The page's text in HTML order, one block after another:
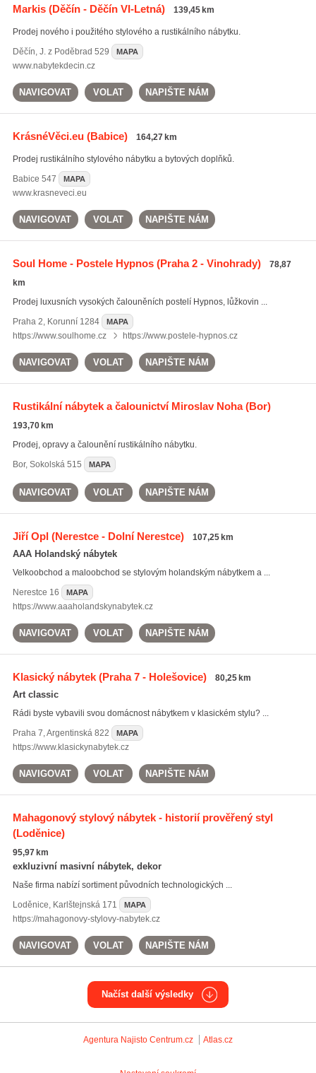
Markis(Děčín - Děčín VI-Letná) 139,45 km
Prodej nového i použitého stylového a rustikálního nábytku.
Děčín, J. z Poděbrad 529 MAPA
www.nabytekdecin.cz
NAVIGOVAT VOLAT NAPIŠTE NÁM
KrásnéVěci.eu(Babice) 164,27 km
Prodej rustikálního stylového nábytku a bytových doplňků.
Babice 547 MAPA
www.krasneveci.eu
NAVIGOVAT VOLAT NAPIŠTE NÁM
Soul Home - Postele Hypnos(Praha 2 - Vinohrady)
78,87
km
Prodej luxusních vysokých čalouněních postelí Hypnos, lůžkovin ...
Praha 2, Korunní 1284 MAPA
https://www.soulhome.cz https://www.postele-hypnos.cz
NAVIGOVAT VOLAT NAPIŠTE NÁM
Rustikální nábytek a čalounictví Miroslav Noha(Bor)
193,70 km
Prodej, opravy a čalounění rustikálního nábytku.
Bor, Sokolská 515 MAPA
NAVIGOVAT VOLAT NAPIŠTE NÁM
Jiří Opl(Nerestce - Dolní Nerestce) 107,25 km
AAA Holandský nábytek
Velkoobchod a maloobchod se stylovým holandským nábytkem a ...
Nerestce 16 MAPA
https://www.aaaholandskynabytek.cz
NAVIGOVAT VOLAT NAPIŠTE NÁM
Klasický nábytek(Praha 7 - Holešovice) 80,25 km
Art classic
Rádi byste vybavili svou domácnost nábytkem v klasickém stylu? ...
Praha 7,Argentinská 822 MAPA
https://www.klasickynabytek.cz
NAVIGOVAT VOLAT NAPIŠTE NÁM
Mahagonový stylový nábytek - historií prověřený styl
(Loděnice)
95,97 km
exkluzivní masivní nábytek, dekor
Naše firma nabízí sortiment původních technologických ...
Loděnice, Karlštejnská 171 MAPA
https://mahagonovy-stylovy-nabytek.cz
NAVIGOVAT VOLAT NAPIŠTE NÁM
Načíst další výsledky
Agentura Najisto Centrum.cz Atlas.cz